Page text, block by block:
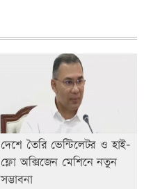
দেশে তৈরি ভেন্টিলেটর ও হাই-
ফ্লো অক্সিজেন মেশিনে নতুন
সম্ভাবনা